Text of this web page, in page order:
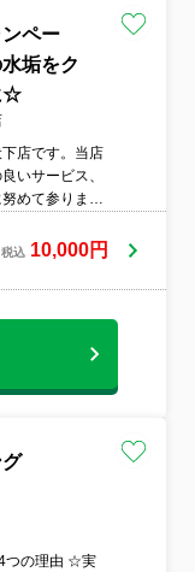
ンペー
垢をク
☆
店です。当店
いサービス、
めて参りま
少しでもお客様
機会がありま
税込 10,000円
つの理由 ☆実